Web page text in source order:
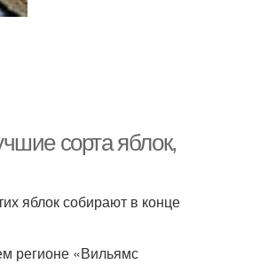
сорта яблок,
яблок собирают в конце
регионе «Вильямс